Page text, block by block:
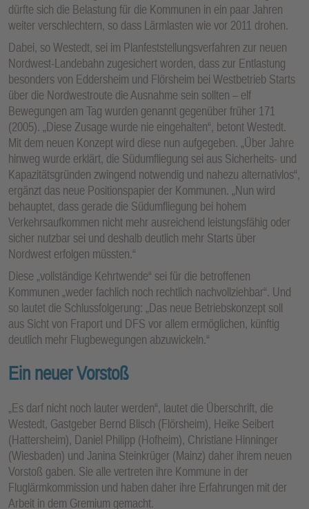
dürfte sich die Belastung für die Kommunen in ein paar Jahren
weiter verschlechtern, so dass Lärmlasten wie vor 2011 drohen.
Dabei, so Westedt, sei im Planfeststellungsverfahren zur neuen
Nordwest-Landebahn zugesichert worden, dass zur Entlastung
besonders von Eddersheim und Flörsheim bei Westbetrieb Starts
über die Nordwestroute die Ausnahme sein sollten – elf
Bewegungen am Tag wurden genannt gegenüber früher 171
(2005). „Diese Zusage wurde nie eingehalten“, betont Westedt.
Mit dem neuen Konzept wird diese nun aufgegeben. „Über Jahre
hinweg wurde erklärt, die Südumfliegung sei aus Sicherheits- und
Kapazitätsgründen zwingend notwendig und nahezu alternativlos“,
ergänzt das neue Positionspapier der Kommunen. „Nun wird
behauptet, dass gerade die Südumfliegung bei hohem
Verkehrsaufkommen nicht mehr ausreichend leistungsfähig oder
sicher nutzbar sei und deshalb deutlich mehr Starts über
Nordwest erfolgen müssten.“
Diese „vollständige Kehrtwende“ sei für die betroffenen
Kommunen „weder fachlich noch rechtlich nachvollziehbar“. Und
so lautet die Schlussfolgerung: „Das neue Betriebskonzept soll
aus Sicht von Fraport und DFS vor allem ermöglichen, künftig
deutlich mehr Flugbewegungen abzuwickeln.“
Ein neuer Vorstoß
„Es darf nicht noch lauter werden“, lautet die Überschrift, die
Westedt, Gastgeber Bernd Blisch (Flörsheim), Heike Seibert
(Hattersheim), Daniel Philipp (Hofheim), Christiane Hinninger
(Wiesbaden) und Janina Steinkrüger (Mainz) daher ihrem neuen
Vorstoß gaben. Sie alle vertreten ihre Kommune in der
Fluglärmkommission und haben daher ihre Erfahrungen mit der
Arbeit in dem Gremium gemacht.